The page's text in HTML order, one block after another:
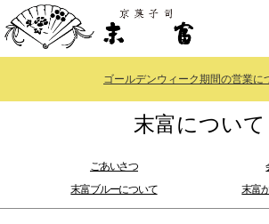
ゴールデンウィーク期間の営業に
末富について
ごあいさつ
末富ブルーについて
末富